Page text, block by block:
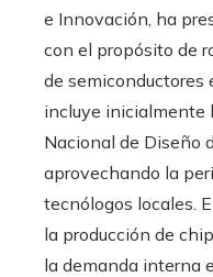
e Innovación, ha
con el propósito de
de semiconductores
incluye inicialmente
Nacional de Diseño
aprovechando la
tecnólogos locales.
la producción de
la demanda interna